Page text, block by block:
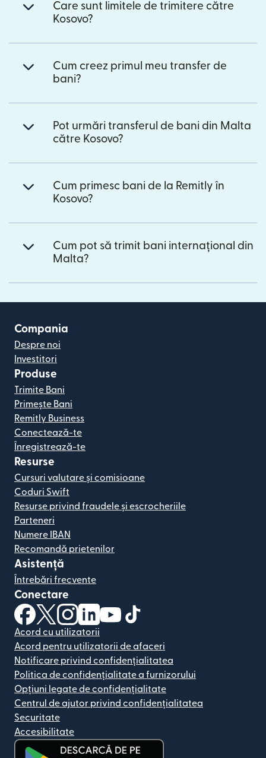
Care sunt limitele de trimitere către
Kosovo?
Cum creez primul meu transfer de
bani?
Pot urmări transferul de bani din Malta
către Kosovo?
Cum primesc bani de la Remitly în
Kosovo?
Cum pot să trimit bani internațional din
Malta?
Compania
Despre noi
Investitori
Produse
Trimite Bani
Primește Bani
Remitly Business
Conectează-te
Înregistrează-te
Resurse
Cursuri valutare și comisioane
Coduri Swift
Resurse privind fraudele și escrocheriile
Parteneri
Numere IBAN
Recomandă prietenilor
Asistență
Întrebări frecvente
Conectare
(se deschide într-o fereastră nouă)
(se deschide într-o fereastră nouă)
(se deschide într-o fereastră nouă)
(se deschide într-o fereastră nouă)
(se deschide într-o fereastră
Acord cu utilizatorii
Acord pentru utilizatorii de afaceri
Notificare privind confidențialitatea
Politica de confidențialitate a furnizorului
Opțiuni legate de confidențialitate
Centrul de ajutor privind confidențialitatea
Securitate
Accesibilitate